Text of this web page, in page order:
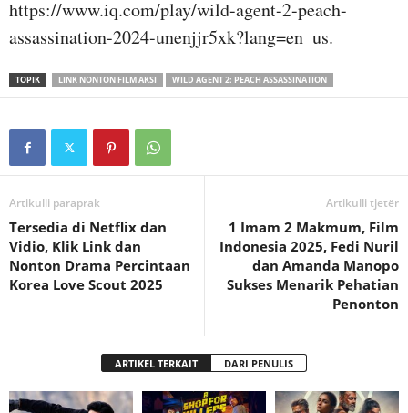
https://www.iq.com/play/wild-agent-2-peach-
assassination-2024-unenjjr5xk?lang=en_us.
TOPIK LINK NONTON FILM AKSI WILD AGENT 2: PEACH ASSASSINATION
Artikulli paraprak
Tersedia di Netflix dan
Vidio, Klik Link dan
Nonton Drama Percintaan
Korea Love Scout 2025
Artikulli tjetër
1 Imam 2 Makmum, Film
Indonesia 2025, Fedi Nuril
dan Amanda Manopo
Sukses Menarik Pehatian
Penonton
ARTIKEL TERKAIT DARI PENULIS